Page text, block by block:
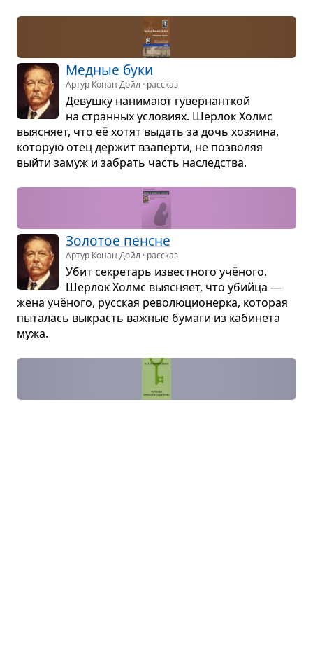
Мед­ные буки
Артур Конан Дойл · рассказ
Девушку нани­мают гувер­нант­кой
на стран­ных усло­виях. Шер­лок Холмс
выяс­няет, что её хотят выдать за дочь хозя­ина,
кото­рую отец дер­жит вза­перти, не поз­во­ляя
выйти замуж и забрать часть наслед­ства.
Золо­тое пенсне
Артур Конан Дойл · рассказ
Убит секре­тарь извест­ного учёного.
Шер­лок Холмс выяс­няет, что убийца —
жена учёного, рус­ская рево­лю­ци­о­нерка, кото­рая
пыта­лась выкрасть важ­ные бумаги из каби­нета
мужа.